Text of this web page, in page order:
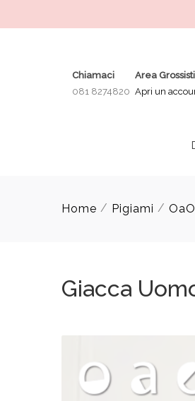
Chiamaci
081 8274820
Area Grossisti
Apri un
Home / Pigiami /
Giacca